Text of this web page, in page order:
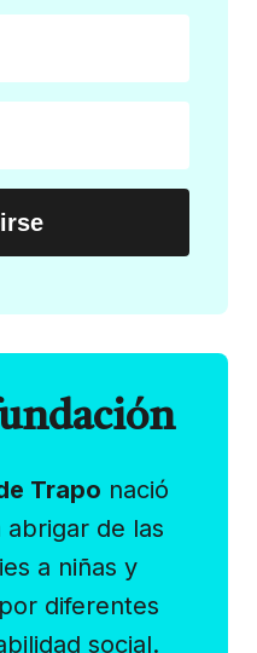
Trapo nació
abrigar de las
a niñas y
diferentes
social.